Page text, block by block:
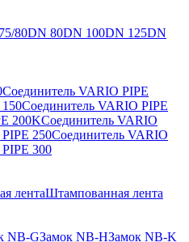
80DN 80DN 100DN 125DN
Соединитель VARIO PIPE
Соединитель VARIO PIPE
200KСоединитель VARIO
250Соединитель VARIO
300
лентаШтампованная лента
NB-GЗамок NB-HЗамок NB-K